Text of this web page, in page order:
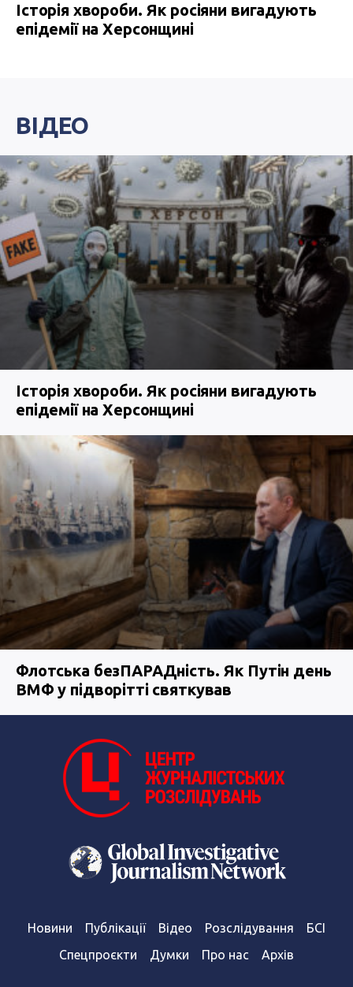
Історія хвороби. Як росіяни вигадують
епідемії на Херсонщині
ВІДЕО
Історія хвороби. Як росіяни вигадують
епідемії на Херсонщині
Флотська безПАРАДність. Як Путін день
ВМФ у підворітті святкував
Новини Публікації Відео Розслідування
БСІ
Спецпроєкти
Думки Про нас Архів